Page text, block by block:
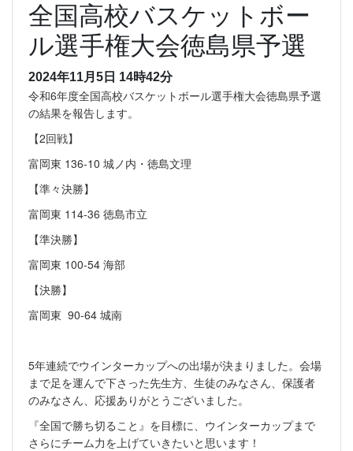
全国高校バスケットボー
ル選手権大会徳島県予選
2024年11月5日 14時42分
令和6年度全国高校バスケットボール選手権大会徳島県予選
の結果を報告します。
【2回戦】
富岡東 136-10 城ノ内・徳島文理
【準々決勝】
富岡東 114-36 徳島市立
【準決勝】
富岡東 100-54 海部
【決勝】
富岡東 90-64 城南
5年連続でウインターカップへの出場が決まりました。会場
まで足を運んで下さった先生方、生徒のみなさん、保護者
のみなさん、応援ありがとうございました。
『全国で勝ち切ること』を目標に、ウインターカップまで
さらにチーム力を上げていきたいと思います！